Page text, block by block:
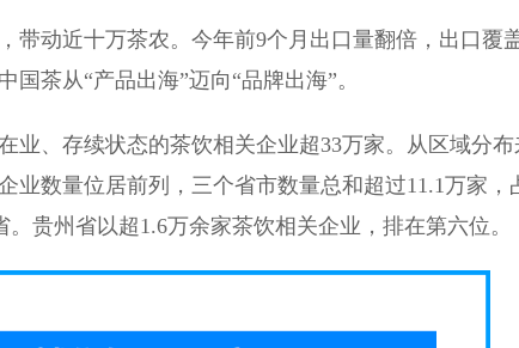
带动近十万茶农。今年前9个月出口量翻倍，出口覆
茶从“产品出海”迈向“品牌出海”。
业、存续状态的茶饮相关企业超33万家。从区域分布
业数量位居前列，三个省市数量总和超过11.1万家，
贵州省以超1.6万余家茶饮相关企业，排在第六位。